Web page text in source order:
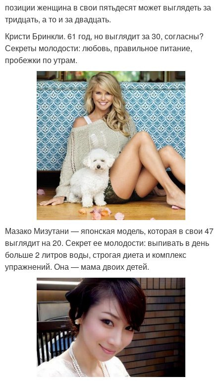
позиции женщина в свои пятьдесят может выглядеть за
тридцать, а то и за двадцать.
Кристи Бринкли. 61 год, но выглядит за 30, согласны?
Секреты молодости: любовь, правильное питание,
пробежки по утрам.
Мазако Мизутани — японская модель, которая в свои 47
выглядит на 20. Секрет ее молодости: выпивать в день
больше 2 литров воды, строгая диета и комплекс
упражнений. Она — мама двоих детей.